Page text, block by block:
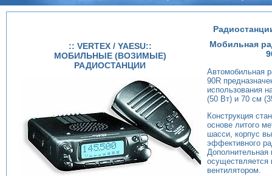
:: VERTEX / YAESU::
МОБИЛЬНЫЕ (ВОЗИМЫЕ)
РАДИОСТАНЦИИ
Мобильная
Автомобильная
90R
использования
(50 Вт) и 70 см
Конструкция
основе литого
шасси, корпус
эффективного
Дополнительная
осуществляется
вентилятором.